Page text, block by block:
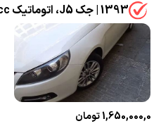
1393 | جک J5، اتوماتیک 1800cc
1,650,000,000 تومان